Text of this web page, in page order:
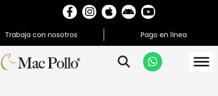
Trabaja con nosotros Pago en línea